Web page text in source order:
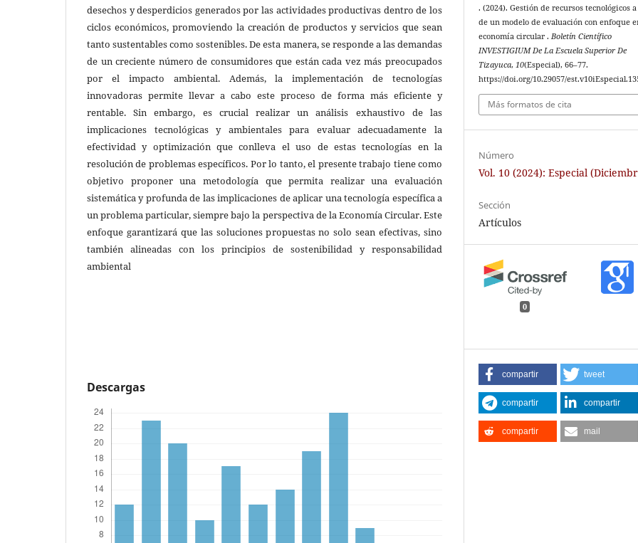
desechos y desperdicios generados por las actividades productivas dentro de los
ciclos económicos, promoviendo la creación de productos y servicios que sean
tanto sustentables como sostenibles. De esta manera, se responde a las demandas
de un creciente número de consumidores que están cada vez más preocupados
por el impacto ambiental. Además, la implementación de tecnologías
innovadoras permite llevar a cabo este proceso de forma más eficiente y
rentable. Sin embargo, es crucial realizar un análisis exhaustivo de las
implicaciones tecnológicas y ambientales para evaluar adecuadamente la
efectividad y optimización que conlleva el uso de estas tecnologías en la
resolución de problemas específicos. Por lo tanto, el presente trabajo tiene como
objetivo proponer una metodología que permita realizar una evaluación
sistemática y profunda de las implicaciones de aplicar una tecnología específica a
un problema particular, siempre bajo la perspectiva de la Economía Circular. Este
enfoque garantizará que las soluciones propuestas no solo sean efectivas, sino
también alineadas con los principios de sostenibilidad y responsabilidad
ambiental
Descargas
. (2024). Gestión de recursos tecnológicos
de un modelo de evaluación con enfoque
economía circular .Boletín Científico
INVESTIGIUM De La Escuela Superior De
Tizayuca,10(Especial), 66–77.
https://doi.org/10.29057/
Más formatos de cita
Número
Vol. 10 (2024): Especial
Sección
Artículos
0
compartir tweet
compartir compartir
compartir mail